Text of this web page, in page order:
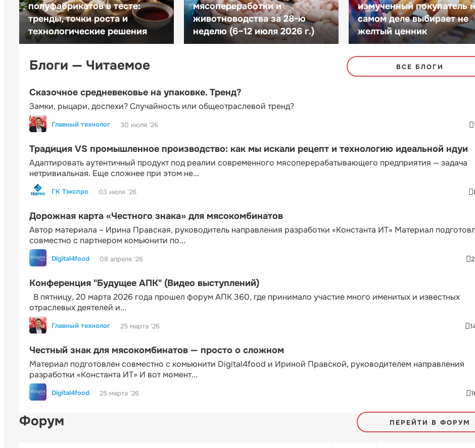
полуфабрикатов в тесте:
тренды, точки роста и
технологические решения
мясопереработки и
животноводства за 28-ю
неделю (6–12 июля 2026 г.)
измученный покупатель
самом деле выбирает не
желтый ценник
Блоги — Читаемое ВСЕ БЛОГИ
Сказочное средневековье на упаковке. Тренд?
Замки, рыцари, доспехи? Случайность или общеотраслевой тренд?
Главный технолог 30 июля '26
Традиция VS промышленное производство: как мы искали рецепт и технологию идеальной ндуи
Адаптировать аутентичный продукт под реалии современного мясоперерабатывающего предприятия — задача
нетривиальная. Еще сложнее при этом не...
ГК Тэкспро 03 июля '26
Дорожная карта «Честного знака» для мясокомбинатов
Автор материала – Ирина Правская, руководитель направления разработки «Константа ИТ» Материал
совместно с партнером комьюнити по...
Digital4food 08 апреля '26
Конференция "Будущее АПК" (Видео выступлений)
В пятницу, 20 марта 2026 года прошел форум АПК 360, где принимало участие много именитых и известных
отраслевых деятелей и...
Главный технолог 25 марта '26
Честный знак для мясокомбинатов — просто о сложном
Материал подготовлен совместно с комьюнити Digital4food и Ириной Правской, руководителем направления
разработки «Константа ИТ» И вот момент...
Digital4food 25 марта '26
Форум ПЕРЕЙТИ В ФОРУМ